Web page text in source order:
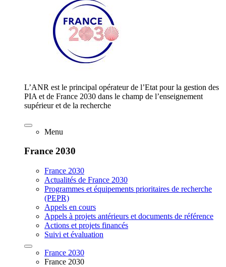
L’ANR est le principal opérateur de l’Etat pour la gestion des
PIA et de France 2030 dans le champ de l’enseignement
supérieur et de la recherche
Menu
France 2030
France 2030
Actualités de France 2030
Programmes et équipements prioritaires de recherche
(PEPR)
Appels en cours
Appels à projets antérieurs et documents de référence
Actions et projets financés
Suivi et évaluation
France 2030
France 2030